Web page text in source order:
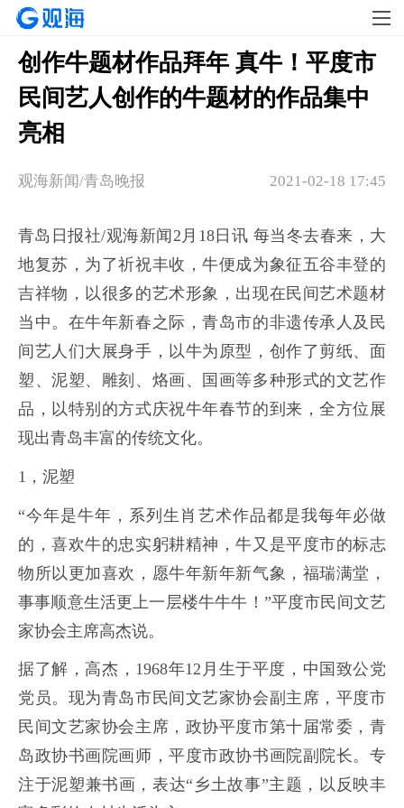
创作牛题材作品拜年 真牛！平度市
民间艺人创作的牛题材的作品集中
亮相
2021-02-18 17:45
观海新闻/青岛晚报
青岛日报社/观海新闻2月18日讯 每当冬去春来，大
地复苏，为了祈祝丰收，牛便成为象征五谷丰登的
吉祥物，以很多的艺术形象，出现在民间艺术题材
当中。在牛年新春之际，青岛市的非遗传承人及民
间艺人们大展身手，以牛为原型，创作了剪纸、面
塑、泥塑、雕刻、烙画、国画等多种形式的文艺作
品，以特别的方式庆祝牛年春节的到来，全方位展
现出青岛丰富的传统文化。
1，泥塑
“今年是牛年，系列生肖艺术作品都是我每年必做
的，喜欢牛的忠实躬耕精神，牛又是平度市的标志
物所以更加喜欢，愿牛年新年新气象，福瑞满堂，
事事顺意生活更上一层楼牛牛牛！”平度市民间文艺
家协会主席高杰说。
据了解，高杰，1968年12月生于平度，中国致公党
党员。现为青岛市民间文艺家协会副主席，平度市
民间文艺家协会主席，政协平度市第十届常委，青
岛政协书画院画师，平度市政协书画院副院长。专
注于泥塑兼书画，表达“乡土故事”主题，以反映丰